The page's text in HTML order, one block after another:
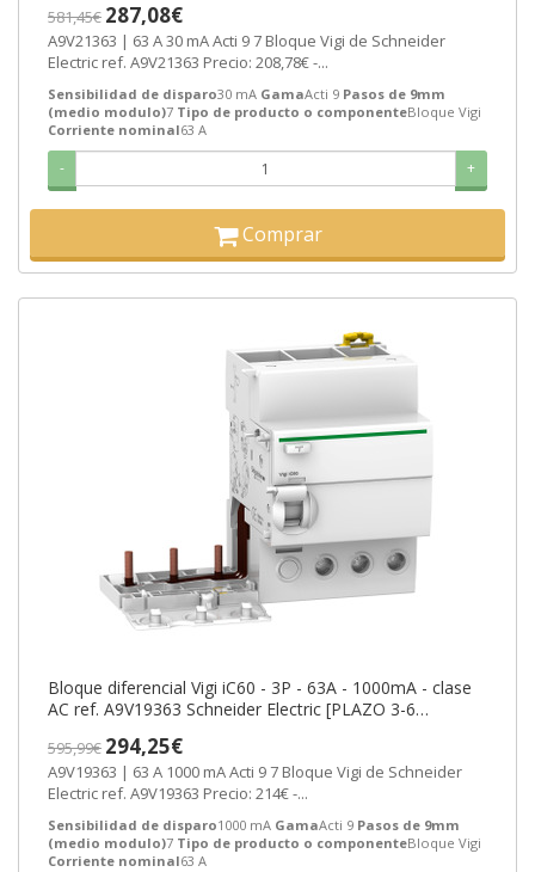
581,45€ 287,08€
A9V21363 | 63 A 30 mA Acti 9 7 Bloque Vigi de Schneider
Electric ref. A9V21363 Precio: 208,78€ -...
Sensibilidad de disparo30 mA GamaActi 9 Pasos de 9mm
(medio modulo)7 Tipo de producto o componenteBloque Vigi
Corriente nominal63 A
- +
Comprar
Bloque diferencial Vigi iC60 - 3P - 63A - 1000mA - clase
AC ref. A9V19363 Schneider Electric [PLAZO 3-6
595,99€ 294,25€
A9V19363 | 63 A 1000 mA Acti 9 7 Bloque Vigi de Schneider
Electric ref. A9V19363 Precio: 214€ -...
Sensibilidad de disparo1000 mA GamaActi 9 Pasos de 9mm
(medio modulo)7 Tipo de producto o componenteBloque Vigi
Corriente nominal63 A